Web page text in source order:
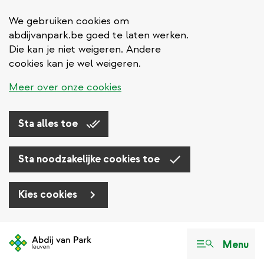
We gebruiken cookies om
abdijvanpark.be goed te laten werken.
Die kan je niet weigeren. Andere
cookies kan je wel weigeren.
Meer over onze cookies
Sta alles toe
Sta noodzakelijke cookies toe
Kies cookies
en
Menu